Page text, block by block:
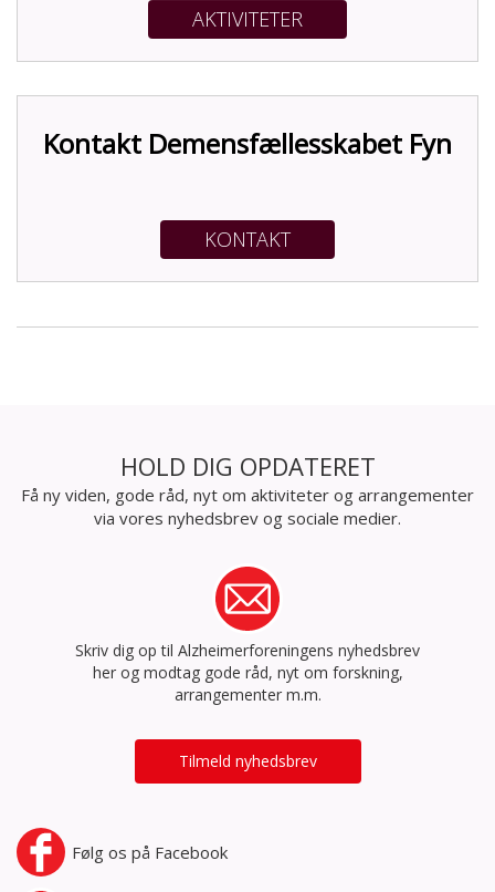
AKTIVITETER
Kontakt Demensfællesskabet Fyn
KONTAKT
HOLD DIG OPDATERET
Få ny viden, gode råd, nyt om aktiviteter og arrangementer
via vores nyhedsbrev og sociale medier.
Skriv dig op til Alzheimerforeningens nyhedsbrev
her og modtag gode råd, nyt om forskning,
arrangementer m.m.
Tilmeld nyhedsbrev
Følg os på Facebook